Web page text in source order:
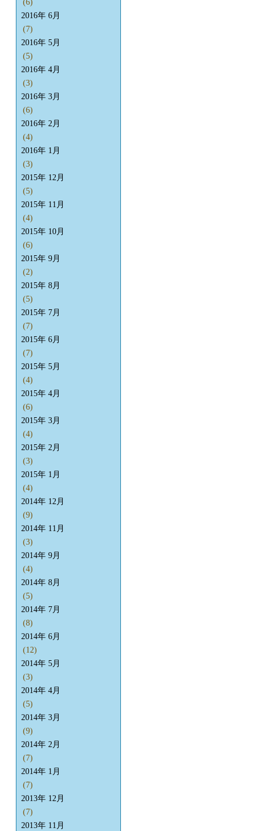
(6)
2016年 6月
(7)
2016年 5月
(5)
2016年 4月
(3)
2016年 3月
(6)
2016年 2月
(4)
2016年 1月
(3)
2015年 12月
(5)
2015年 11月
(4)
2015年 10月
(6)
2015年 9月
(2)
2015年 8月
(5)
2015年 7月
(7)
2015年 6月
(7)
2015年 5月
(4)
2015年 4月
(6)
2015年 3月
(4)
2015年 2月
(3)
2015年 1月
(4)
2014年 12月
(9)
2014年 11月
(3)
2014年 9月
(4)
2014年 8月
(5)
2014年 7月
(8)
2014年 6月
(12)
2014年 5月
(3)
2014年 4月
(5)
2014年 3月
(9)
2014年 2月
(7)
2014年 1月
(7)
2013年 12月
(7)
2013年 11月